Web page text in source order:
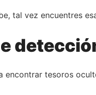
tal vez encuentres
encontrar tesoros